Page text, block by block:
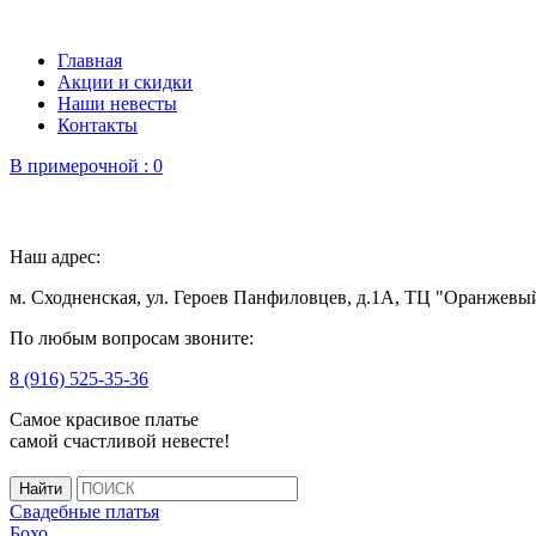
Главная
Акции и скидки
Наши невесты
Контакты
В примерочной : 0
Наш адрес:
м. Сходненская, ул. Героев Панфиловцев, д.1А, ТЦ
По любым вопросам звоните:
8 (916) 525-35-36
Самое красивое платье
самой счастливой невесте!
Свадебные платья